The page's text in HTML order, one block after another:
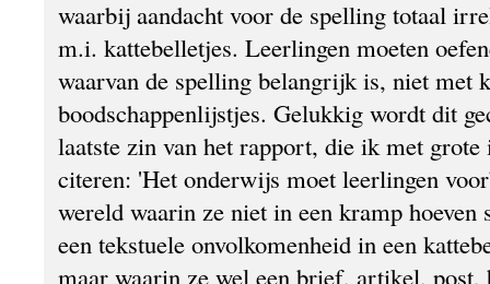
waarbij aandacht voor de spelling totaal
m.i. kattebelletjes. Leerlingen moeten
waarvan de spelling belangrijk is, niet met
boodschappenlijstjes. Gelukkig wordt dit
laatste zin van het rapport, die ik met
citeren: 'Het onderwijs moet leerlingen
wereld waarin ze niet in een kramp hoeven
een tekstuele onvolkomenheid in een
maar waarin ze wel een brief, artikel,